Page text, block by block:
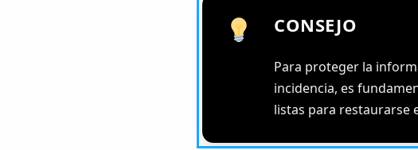
CONSEJO
Para proteger la
incidencia, es
listas para restaurarse